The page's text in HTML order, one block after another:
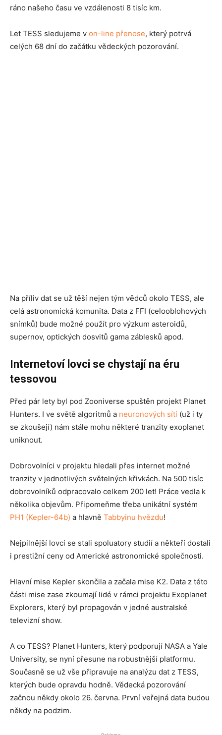
ráno našeho času ve vzdálenosti 8 tisíc km.
Let TESS sledujeme v on-line přenose, který potrvá
celých 68 dní do začátku vědeckých pozorování.
Na příliv dat se už těší nejen tým vědců okolo TESS, ale
celá astronomická komunita. Data z FFI (celooblohových
snímků) bude možné použít pro výzkum asteroidů,
supernov, optických dosvitů gama záblesků apod.
Internetoví lovci se chystají na éru
tessovou
Před pár lety byl pod Zooniverse spuštěn projekt Planet
Hunters. I ve světě algoritmů a neuronových sítí (už i ty
se zkoušejí) nám stále mohu některé tranzity exoplanet
uniknout.
Dobrovolníci v projektu hledali přes internet možné
tranzity v jednotlivých světelných křivkách. Na 500 tisíc
dobrovolníků odpracovalo celkem 200 let! Práce vedla k
několika objevům. Připomeňme třeba unikátní systém
PH1 (Kepler-64b) a hlavně Tabbyinu hvězdu!
Nejpilnější lovci se stali spoluatory studií a někteří dostali
i prestižní ceny od Americké astronomické společnosti.
Hlavní mise Kepler skončila a začala mise K2. Data z této
části mise zase zkoumají lidé v rámci projektu Exoplanet
Explorers, který byl propagován v jedné australské
televizní show.
A co TESS? Planet Hunters, který podporují NASA a Yale
University, se nyní přesune na robustnější platformu.
Současně se už vše připravuje na analýzu dat z TESS,
kterých bude opravdu hodně. Vědecká pozorování
začnou někdy okolo 26. června. První veřejná data budou
někdy na podzim.